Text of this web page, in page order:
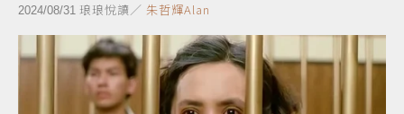
2024/08/31 琅琅悅讀／ 朱哲輝Alan